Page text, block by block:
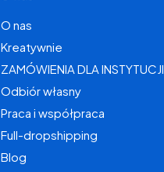
O nas
Kreatywnie
ZAMÓWIENIA DLA INSTYTUCJI
Odbiór własny
Praca i współpraca
Full-dropshipping
Blog